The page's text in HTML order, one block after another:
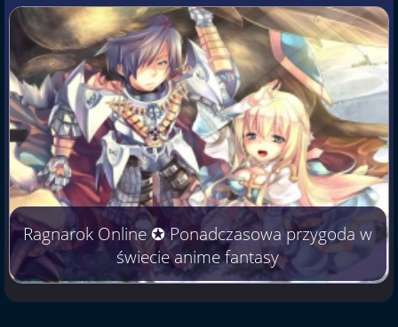
Ragnarok Online ✪ Ponadczasowa przygoda w
świecie anime fantasy